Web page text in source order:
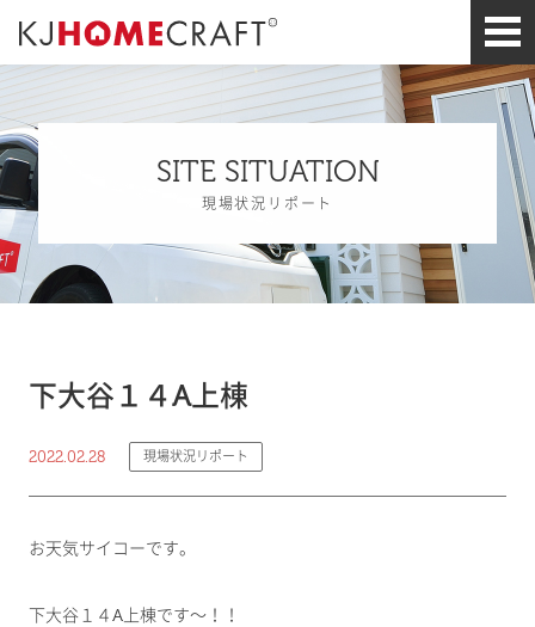
SITE SITUATION
現場状況リポート
下大谷１４A上棟
2022.02.28 現場状況リポート
お天気サイコーです。
下大谷１４A上棟です～！！